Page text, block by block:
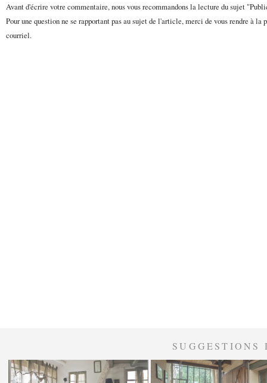
Avant d'écrire votre commentaire, nous vous recommandons la lecture du sujet
Pour une question ne se rapportant pas au sujet de l'article, merci de vous rendre à la
courriel.